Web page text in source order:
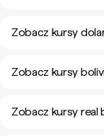
Zobacz kursy
Zobacz kursy
Zobacz kursy real